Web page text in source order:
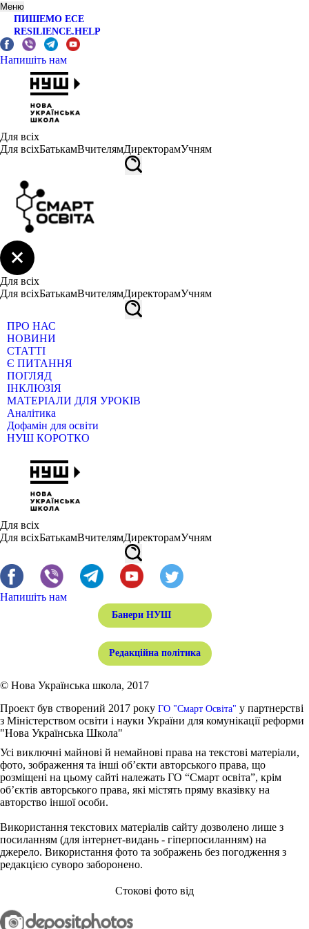
Меню
ПИШЕМО ЕСЕ
RESILIENCE.HELP
Напишіть нам
Для всіх
Для всіхБатькамВчителямДиректорамУчням
Для всіх
Для всіхБатькамВчителямДиректорамУчням
ПРО НАС
НОВИНИ
СТАТТІ
Є ПИТАННЯ
ПОГЛЯД
ІНКЛЮЗІЯ
МАТЕРІАЛИ ДЛЯ УРОКІВ
Аналітика
Дофамін для освіти
НУШ КОРОТКО
Для всіх
Для всіхБатькамВчителямДиректорамУчням
Напишіть нам
Банери НУШ
Редакційна політика
© Нова Українська школа, 2017
Проект був створений 2017 року ГО "Смарт Освіта" у партнерстві
з Міністерством освіти і науки України для комунікації реформи
"Нова Українська Школа"
Усі виключні майнові й немайнові права на текстові матеріали,
фото, зображення та інші об’єкти авторського права, що
розміщені на цьому сайті належать ГО “Смарт освіта”, крім
об’єктів авторського права, які містять пряму вказівку на
авторство іншої особи.
Використання текстових матеріалів сайту дозволено лише з
посиланням (для інтернет-видань - гіперпосиланням) на
джерело. Використання фото та зображень без погодження з
редакцією суворо заборонено.
Стокові фото від